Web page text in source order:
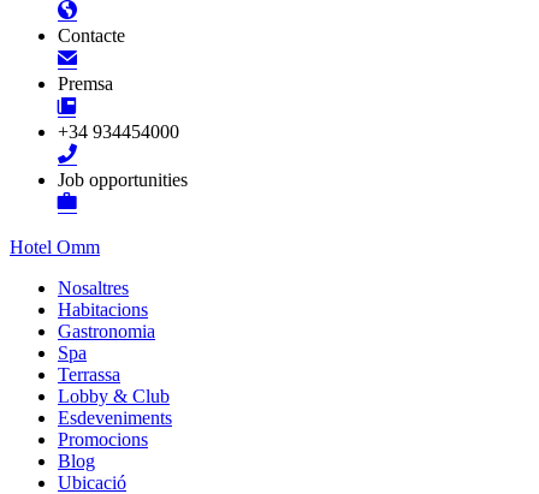
Contacte
Premsa
+34 934454000
Job opportunities
Hotel Omm
Nosaltres
Habitacions
Gastronomia
Spa
Terrassa
Lobby & Club
Esdeveniments
Promocions
Blog
Ubicació